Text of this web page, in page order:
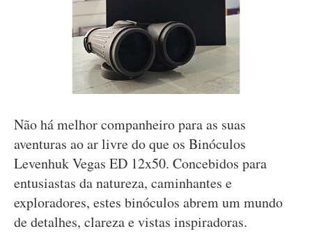
Não há melhor companheiro para as suas
aventuras ao ar livre do que os Binóculos
Levenhuk Vegas ED 12x50. Concebidos para
entusiastas da natureza, caminhantes e
exploradores, estes binóculos abrem um mundo
de detalhes, clareza e vistas inspiradoras.